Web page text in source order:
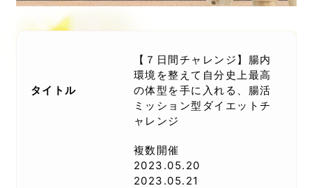
タイトル
【７日間チャレンジ】腸内
環境を整えて自分史上最高
の体型を手に入れる、腸活
ミッション型ダイエットチ
ャレンジ
複数開催
2023.05.20
2023.05.21